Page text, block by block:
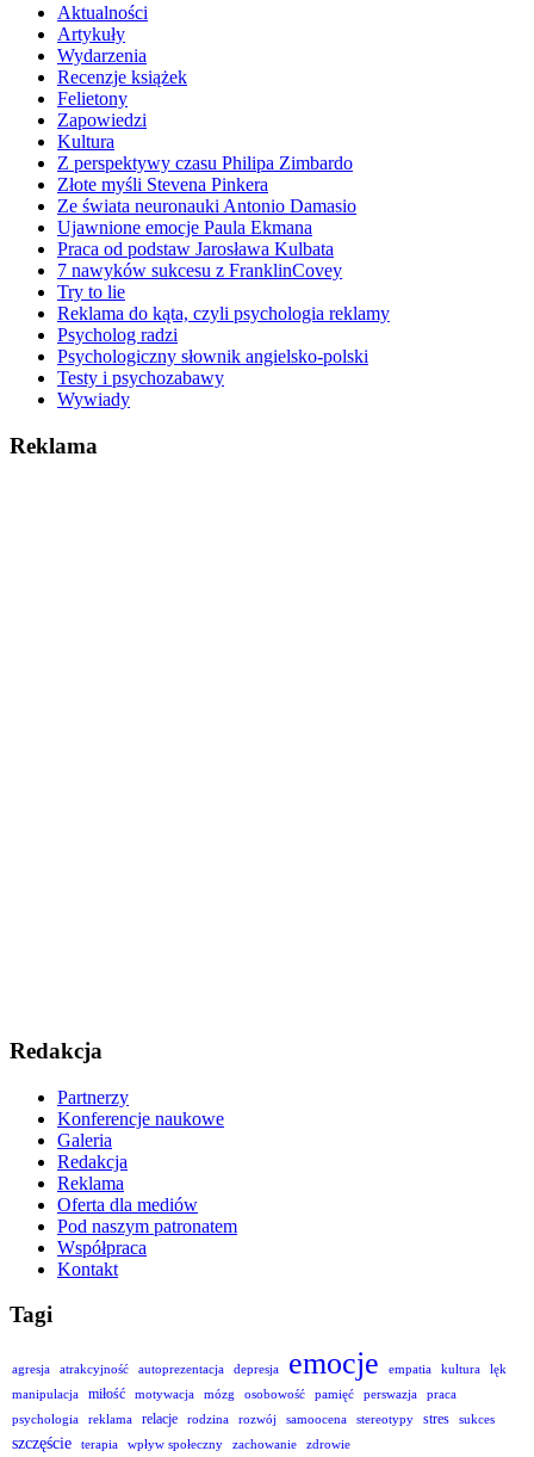
Aktualności
Artykuły
Wydarzenia
Recenzje książek
Felietony
Zapowiedzi
Kultura
Z perspektywy czasu Philipa Zimbardo
Złote myśli Stevena Pinkera
Ze świata neuronauki Antonio Damasio
Ujawnione emocje Paula Ekmana
Praca od podstaw Jarosława Kulbata
7 nawyków sukcesu z FranklinCovey
Try to lie
Reklama do kąta, czyli psychologia reklamy
Psycholog radzi
Psychologiczny słownik angielsko-polski
Testy i psychozabawy
Wywiady
Reklama
Redakcja
Partnerzy
Konferencje naukowe
Galeria
Redakcja
Reklama
Oferta dla mediów
Pod naszym patronatem
Współpraca
Kontakt
Tagi
agresja atrakcyjność autoprezentacja depresja emocje empatia kultura
lęk
manipulacja
miłość motywacja mózg osobowość pamięć perswazja
praca
psychologia
reklama relacje rodzina rozwój samoocena stereotypy stres sukces
szczęście terapia wpływ społeczny zachowanie zdrowie